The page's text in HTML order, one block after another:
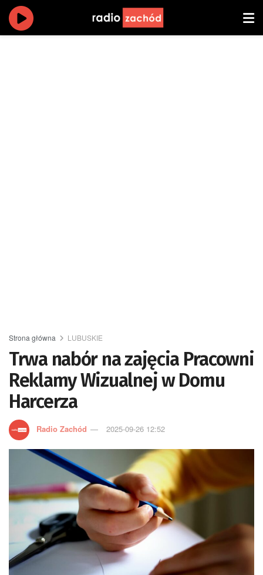
Strona główna LUBUSKIE
Trwa nabór na zajęcia Pracowni
Reklamy Wizualnej w Domu
Harcerza
Radio Zachód 2025-09-26 12:52